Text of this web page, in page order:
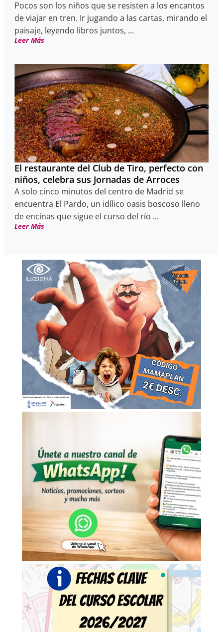
Pocos son los niños que se resisten a los encantos
de viajar en tren. Ir jugando a las cartas, mirando el
paisaje, leyendo libros juntos, ...
Leer Más
El restaurante del Club de Tiro, perfecto con
niños, celebra sus Jornadas de Arroces
A solo cinco minutos del centro de Madrid se
encuentra El Pardo, un idílico oasis boscoso lleno
de encinas que sigue el curso del río ...
Leer Más